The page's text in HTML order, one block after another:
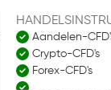
Aandelen-
Crypto-CFD's
Forex-CFD's